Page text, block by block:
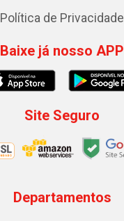
Política de Privacidade
Baixe já nosso APP
Site Seguro
Departamentos